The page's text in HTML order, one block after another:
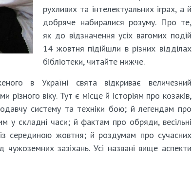
рухливих та інтелектуальних іграх, а й
добряче набиралися розуму. Про те,
як до відзначення усіх вагомих подій
14 жовтня підійшли в різних відділах
бібліотеки, читайте нижче.
в Україні свята відкриває величезний
віку. Тут є місце й історіям про козаків,
систему та техніки бою; й легендам про
у складні часи; й фактам про обряди, весільні
із серединою жовтня; й роздумам про сучасних
зазіхань. Усі названі вище аспекти